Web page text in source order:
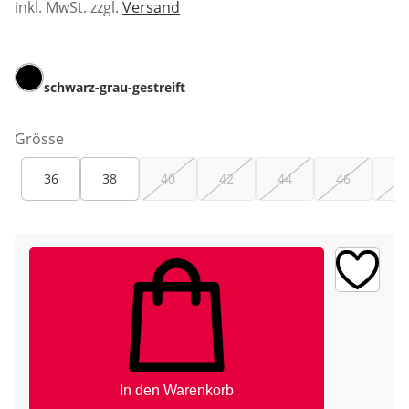
inkl. MwSt. zzgl. Versand
schwarz-grau-gestreift
Grösse
36 38 40 42 44 46
In den Warenkorb